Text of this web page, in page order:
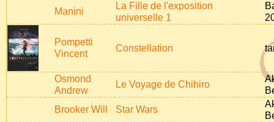
Manini
La Fille de l'exposition
universelle 1
Pompetti
Vincent
Constellation
Osmond
Andrew
Le Voyage de Chihiro
Brooker Will
Star Wars